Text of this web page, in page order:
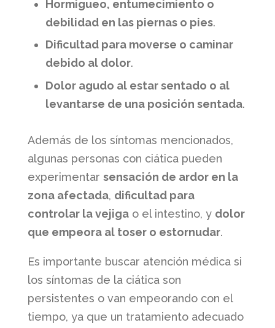
Hormigueo, entumecimiento o
debilidad en las piernas o pies.
Dificultad para moverse o caminar
debido al dolor.
Dolor agudo al estar sentado o al
levantarse de una posición sentada.
Además de los síntomas mencionados,
algunas personas con ciática pueden
experimentar sensación de ardor en la
zona afectada, dificultad para
controlar la vejigao el intestino, y dolor
que empeora al toser o estornudar.
Es importante buscar atención médica si
los síntomas de la ciática son
persistentes o van empeorando con el
tiempo, ya que un tratamiento adecuado